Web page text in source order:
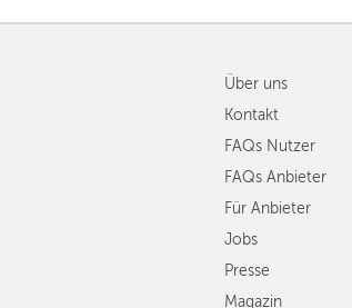
Über uns
Kontakt
FAQs Nutzer
FAQs Anbieter
Für Anbieter
Jobs
Presse
Magazin